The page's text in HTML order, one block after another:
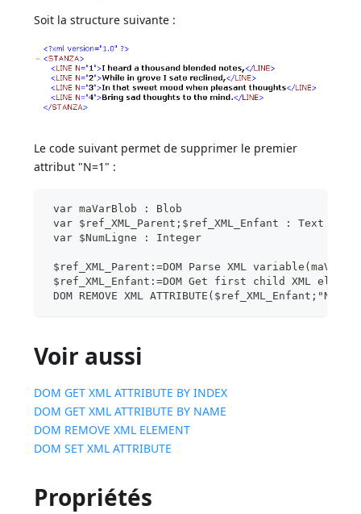
Soit la structure suivante :
Le code suivant permet de supprimer le premier
attribut "N=1" :
var maVarBlob : Blob
var $ref_XML_Parent;$ref_XML_Enfant : Text
var $NumLigne : Integer
$ref_XML_Parent:=DOM Parse XML
$ref_XML_Enfant:=DOM Get first child XML
DOM REMOVE XML ATTRIBUTE($ref_XML_Enfant;"N")
Voir aussi
DOM GET XML ATTRIBUTE BY INDEX
DOM GET XML ATTRIBUTE BY NAME
DOM REMOVE XML ELEMENT
DOM SET XML ATTRIBUTE
Propriétés